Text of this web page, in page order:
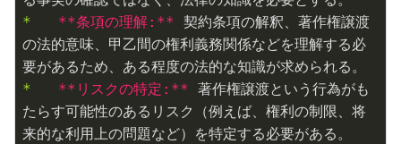
* **条項の理解:** 契約条項の解釈、著作権譲渡
の法的意味、甲乙間の権利義務関係などを理解する必
* **リスクの特定:** 著作権譲渡という行為がも
たらす可能性のあるリスク（例えば、権利の制限、将
来的な利用上の問題など）を特定する必要がある。